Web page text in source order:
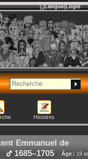
Langue Login
Histoires
Emmanuel de
Âge : 19
1685–1705